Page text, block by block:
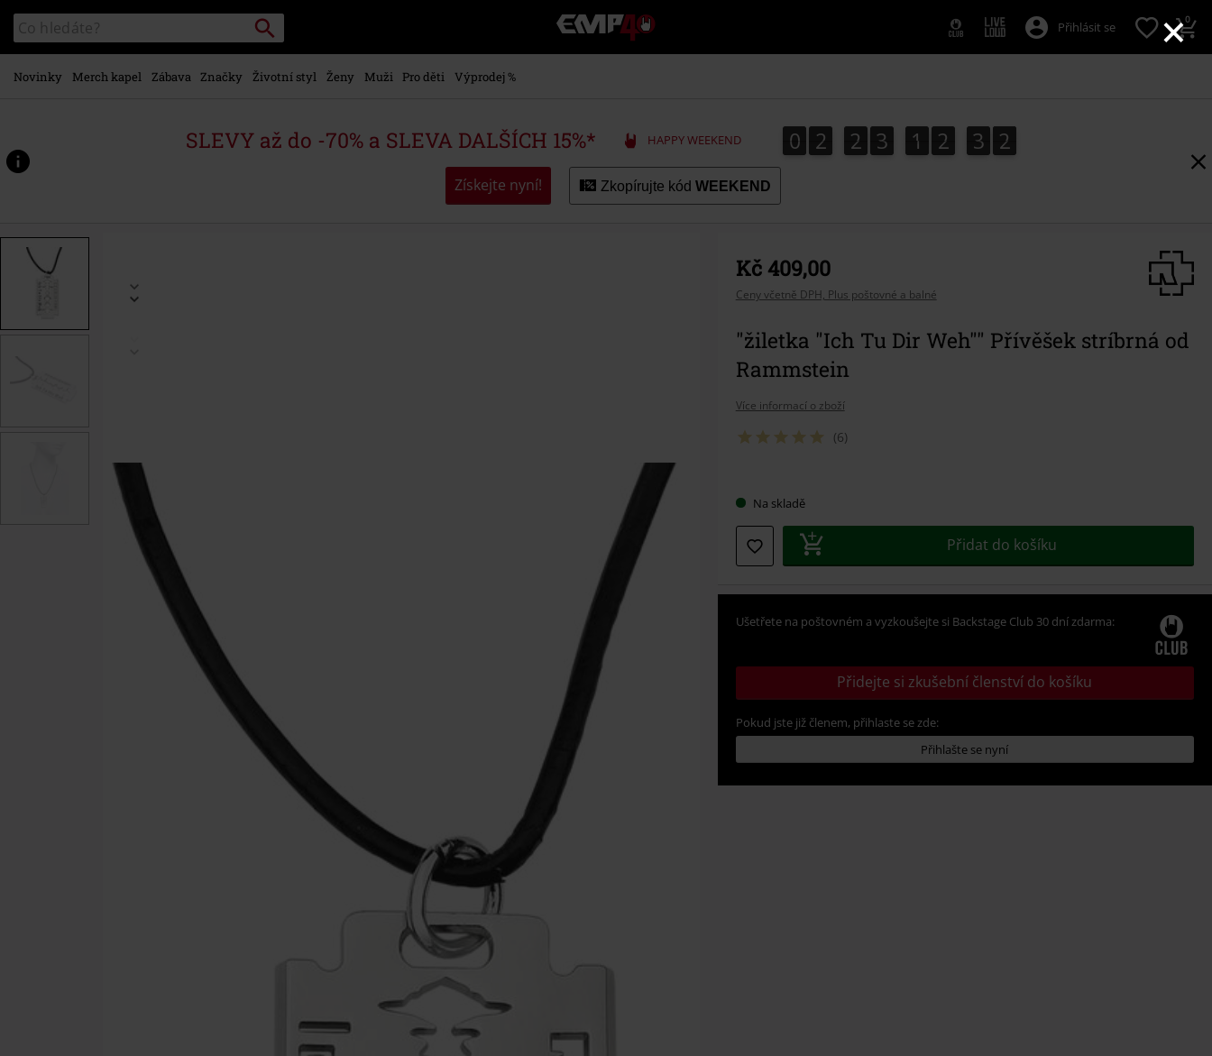
×
hlavnímu
obsahu
Katalog
vyhledávání
Vyhledávání
EMP
-
Hudba,
Merch
hráče,
Alternativní
Přihlásit se 0
Novinky Merch kapel Zábava Značky Životní styl Ženy Muži Pro děti Výprodej %
SLEVY až do -70% a SLEVA DALŠÍCH 15%* HAPPY WEEKEND 0
0 2
2 2
2 3
3 1
1 2
2 3
3 0
2
1
Získejte nyní! Zkopírujte kód WEEKEND
www.emp-
p/%C5%BEiletka-
244385St.html
Kč 409,00
Ceny včetně DPH, Plus poštovné a balné
"žiletka "Ich Tu Dir Weh"" Přívěšek stríbrná od
Rammstein
Více informací o zboží
(6)
Vyberte
si
velikost
Na skladě
Přidat do košíku
Ušetřete na poštovném a vyzkoušejte si Backstage Club 30 dní zdarma:
Přidejte si zkušební členství do košíku
Pokud jste již členem, přihlaste se zde:
Přihlašte se nyní